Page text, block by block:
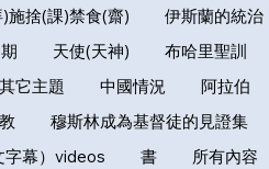
施捨(課)禁食(齋)
伊斯蘭的統治
天使(天神)
布哈里聖訓
其它主題 中國情況
阿拉伯
穆斯林成為基督徒的見證集
字幕）videos 書
所有內容